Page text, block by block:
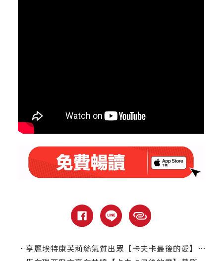
． 亨麗埃特康芙莉絲氣質出眾【卡夫卡最後的愛】巧扮大文豪最愛謬思